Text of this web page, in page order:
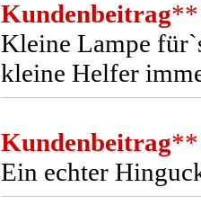
Kundenbeitrag**
Kleine Lampe
kleine Helfer
Kundenbeitrag**
Ein echter